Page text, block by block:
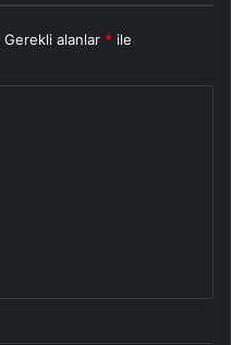
Gerekli alanlar * ile